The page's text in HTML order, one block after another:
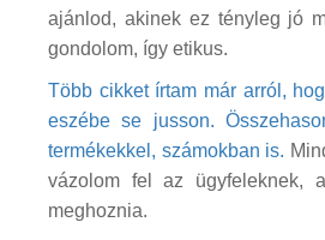
ajánlod, akinek ez tényleg jó
gondolom, így etikus.
Több cikket írtam már arról,
eszébe se jusson.
termékekkel, számokban is.
vázolom fel az ügyfeleknek,
meghoznia.